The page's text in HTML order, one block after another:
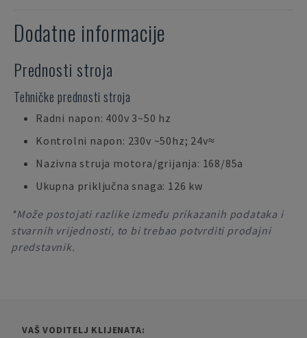
Dodatne informacije
Prednosti stroja
Tehničke prednosti stroja
Radni napon: 400v 3~50 hz
Kontrolni napon: 230v ~50hz; 24v≈
Nazivna struja motora/grijanja: 168/85a
Ukupna priključna snaga: 126 kw
*Može postojati razlike između prikazanih podataka i
stvarnih vrijednosti, to bi trebao potvrditi prodajni
predstavnik.
VAŠ VODITELJ KLIJENATA: